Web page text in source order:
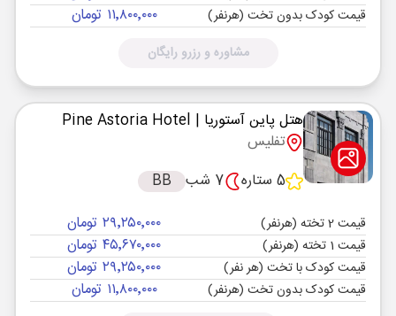
قیمت کودک بدون تخت (هرنفر) ۱۱٬۸۰۰٬۰۰۰ تومان
مشاوره و رزرو رایگان
هتل پاین آستوریا | Pine Astoria Hotel
تفلیس
5 ستاره
7 شب BB
قیمت 2 تخته (هرنفر) ۲۹٬۲۵۰٬۰۰۰ تومان
قیمت 1 تخته (هرنفر) ۴۵٬۶۷۰٬۰۰۰ تومان
قیمت کودک با تخت (هر نفر) ۲۹٬۲۵۰٬۰۰۰ تومان
قیمت کودک بدون تخت (هرنفر) ۱۱٬۸۰۰٬۰۰۰ تومان